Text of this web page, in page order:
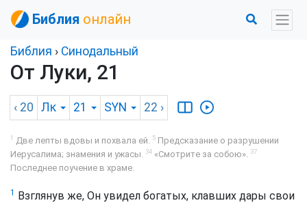
Библия онлайн
Библия › Синодальный
От Луки, 21
‹ 20 Лк 21 SYN 22 ›
1 Две лепты вдовы и похвала ей. 5 Предсказание о разрушении
Иерусалима; знамения и ужасы. 34 «Смотрите за собою». 37
Последнее поучение в храме.
1 Взглянув же, Он увидел богатых, клавших дары свои